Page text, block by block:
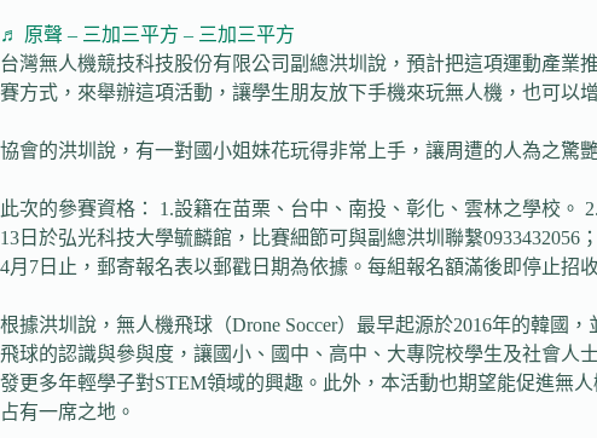
♬ 原聲 – 三加三平方 – 三加三平方
台灣無人機競技科技股份有限公司副總洪圳說，預計把這項運動產
賽方式，來舉辦這項活動，讓學生朋友放下手機來玩無人機，也可以
協會的洪圳說，有一對國小姐妹花玩得非常上手，讓周遭的人為之驚
此次的參賽資格： 1.設籍在苗栗、台中、南投、彰化、雲林之學校。
13日於弘光科技大學毓麟館，比賽細節可與副總洪圳聯繫
4月7日止，郵寄報名表以郵戳日期為依據。每組報名額滿後即停止招
根據洪圳說，無人機飛球（Drone Soccer）最早起源於2016年的韓
飛球的認識與參與度，讓國小、國中、高中、大專院校學生及社會
發更多年輕學子對STEM領域的興趣。此外，本活動也期望能促進無
占有一席之地。